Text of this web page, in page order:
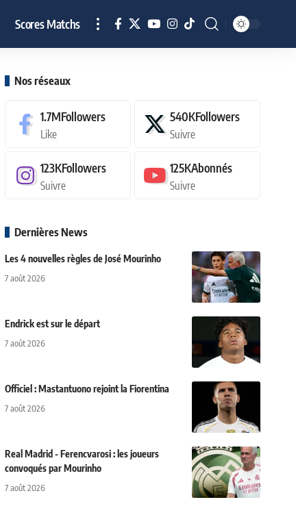
Scores Matchs
Nos réseaux
1.7MFollowers
Like
540KFollowers
Suivre
123KFollowers
Suivre
125KAbonnés
Suivre
Dernières News
Les 4 nouvelles règles de José Mourinho
7 août 2026
Endrick est sur le départ
7 août 2026
Officiel : Mastantuono rejoint la Fiorentina
7 août 2026
Real Madrid - Ferencvarosi : les joueurs
convoqués par Mourinho
7 août 2026